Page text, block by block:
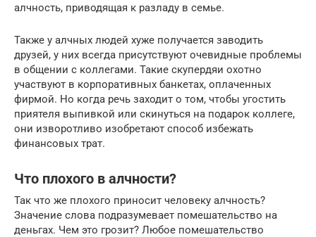
алчность, приводящая к разладу в семье.
Также у алчных людей хуже получается заводить
друзей, у них всегда присутствуют очевидные проблемы
в общении с коллегами. Такие скупердяи охотно
участвуют в корпоративных банкетах, оплаченных
фирмой. Но когда речь заходит о том, чтобы угостить
приятеля выпивкой или скинуться на подарок коллеге,
они изворотливо изобретают способ избежать
финансовых трат.
Что плохого в алчности?
Так что же плохого приносит человеку алчность?
Значение слова подразумевает помешательство на
деньгах. Чем это грозит? Любое помешательство